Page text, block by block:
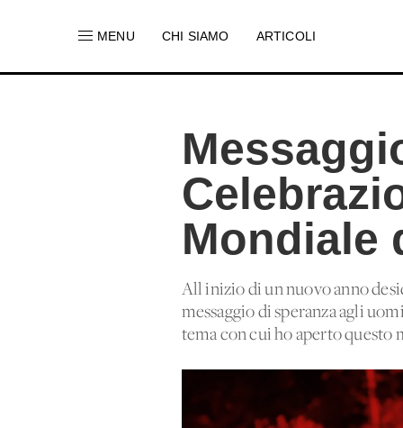
MENU CHI SIAMO ARTICOLI
Mondiale
All'inizio di un nuovo anno
messaggio di speranza agli
tema con cui ho aperto questo